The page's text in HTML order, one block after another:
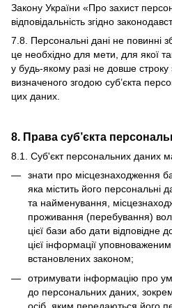
Закону України «Про захист
відповідальність згідно
7.8. Персональні дані не повинні
це необхідно для мети, для якої
у будь-якому разі не довше строку
визначеного згодою суб’єкта
цих даних.
8. Права суб’єкта
8.1. Суб'єкт персональних даних
знати про місцезнаходження
яка містить його персональні
та найменування,
проживання (перебування)
цієї бази або дати
цієї інформації
встановлених законом;
отримувати інформацію про
до персональних даних,